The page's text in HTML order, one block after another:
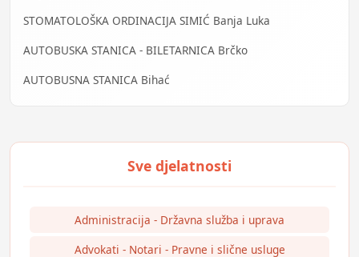
STOMATOLOŠKA ORDINACIJA SIMIĆ Banja Luka
AUTOBUSKA STANICA - BILETARNICA Brčko
AUTOBUSNA STANICA Bihać
Administracija - Državna služba i uprava
Advokati - Notari - Pravne i slične usluge